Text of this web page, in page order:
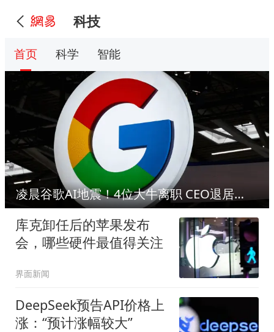
科技
首页 科学 智能
凌晨谷歌AI地震！4位大牛离职 CEO退居二线
库克卸任后的苹果发布
会，哪些硬件最值得关注
界面新闻
DeepSeek预告API价格上
涨：“预计涨幅较大”